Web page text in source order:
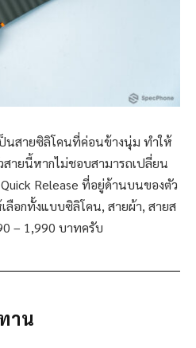
นสายซิลิโคนที่ค่อนข้างนุ่ม ทำให้
สายนี้หากไม่ชอบสามารถเปลี่ยน
Release ที่อยู่ด้านบนของตัว
ลือกทั้งแบบซิลิโคน, สายผ้า, สายส
– 1,990 บาทครับ
าน